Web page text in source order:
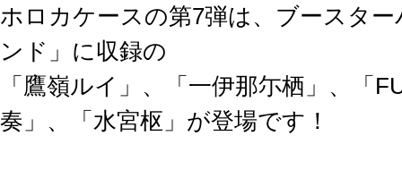
ホロカケースの第7弾は、ブースタ
ンド」に収録の
「鷹嶺ルイ」、「一伊那尓栖」、「
奏」、「水宮枢」が登場です！